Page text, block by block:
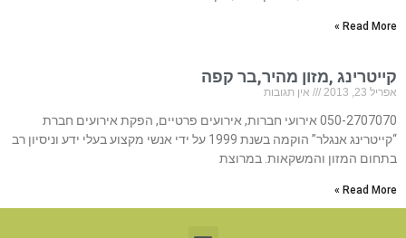
Read More »
קייטרינג ,מזון מהיר,בר קפה
אפריל 23, 2013 אין תגובות
050-2707070 אירועי חברות, אירועים פרטיים, הפקת אירועים חברת
“קייטרינג אנגלר” הוקמה בשנת 1999 על ידי אנשי מקצוע בעלי ידע וניסיון רב
בתחום המזון והמשקאות. במרוצת
Read More »